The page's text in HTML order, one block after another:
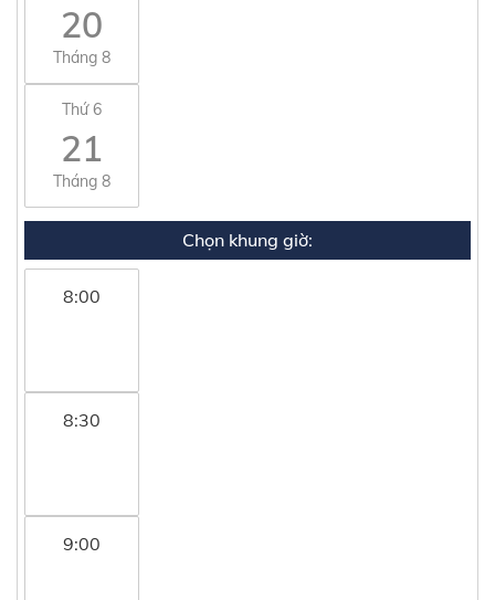
20
Tháng 8
Thứ 6
21
Tháng 8
Chọn khung giờ:
8:00
8:30
9:00